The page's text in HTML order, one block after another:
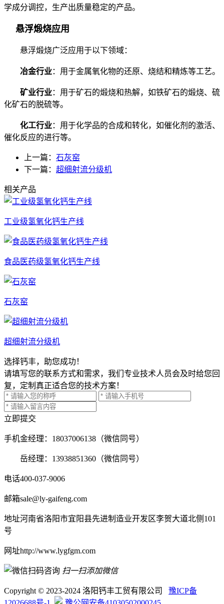
学成分调控，生产出质量稳定的产品。
悬浮煅烧应用
悬浮煅烧广泛应用于以下领域：
冶金行业：用于金属氧化物的还原、烧结和精炼等工艺。
矿业行业：用于矿石的煅烧和热解，如铁矿石的煅烧、硫
化矿石的脱硫等。
化工行业：用于化学品的合成和转化，如催化剂的激活、
催化反应的进行等。
上一篇： 石灰窑
下一篇： 超细射流分级机
相关产品
工业级氢氧化钙生产线
食品医药级氢氧化钙生产线
石灰窑
超细射流分级机
选择钙丰，助您成功！
请填写您的联系方式和需求，我们专业技术人员会及时给您回
复，定制真正适合您的技术方案！
立即提交
手机金经理：18037006138（微信同号）
岳经理：13938851360（微信同号）
电话400-037-9006
邮箱sale@ly-gaifeng.com
地址河南省洛阳市宜阳县先进制造业开发区李贺大道北侧101
号
网址http://www.lygfgm.com
扫一扫添加微信
Copyright © 2023-2024 洛阳钙丰工贸有限公司 豫ICP备